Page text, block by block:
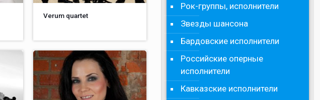
Verum quartet
Рок-группы, исполнители
Звезды шансона
Бардовские исполнители
Российские оперные
исполнители
Кавказские исполнители